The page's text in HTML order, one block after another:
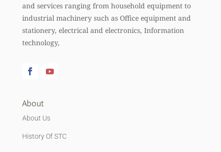
and services ranging from household equipment to
industrial machinery such as Office equipment and
stationery, electrical and electronics, Information
technology,
About
About Us
History Of STC